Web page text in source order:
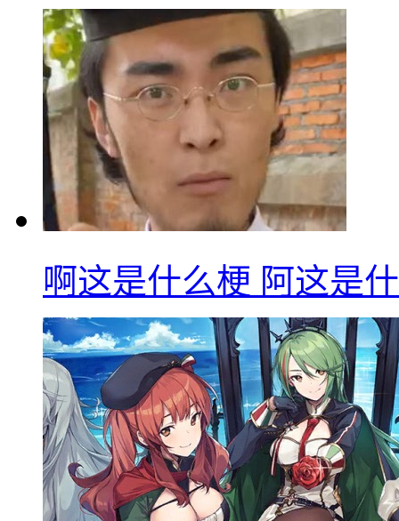
啊这是什么梗 阿这是